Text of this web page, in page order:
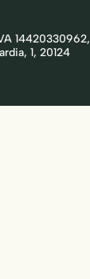
14420330962,
1, 20124